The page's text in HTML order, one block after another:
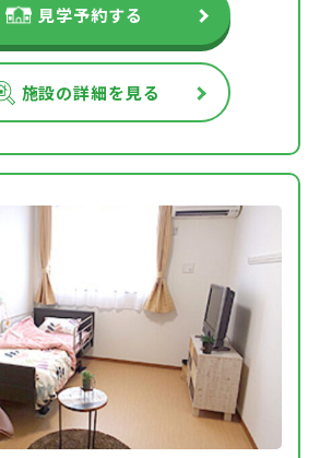
見学予約する
施設の詳細を見る